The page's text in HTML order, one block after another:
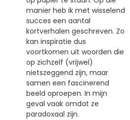
manier heb ik met wisselend
succes een aantal
kortverhalen geschreven. Zo
kan inspiratie dus
voortkomen uit woorden die
op zichzelf (vrijwel)
nietszeggend zijn, maar
samen een fascinerend
beeld oproepen. In mijn
geval vaak omdat ze
paradoxaal zijn.